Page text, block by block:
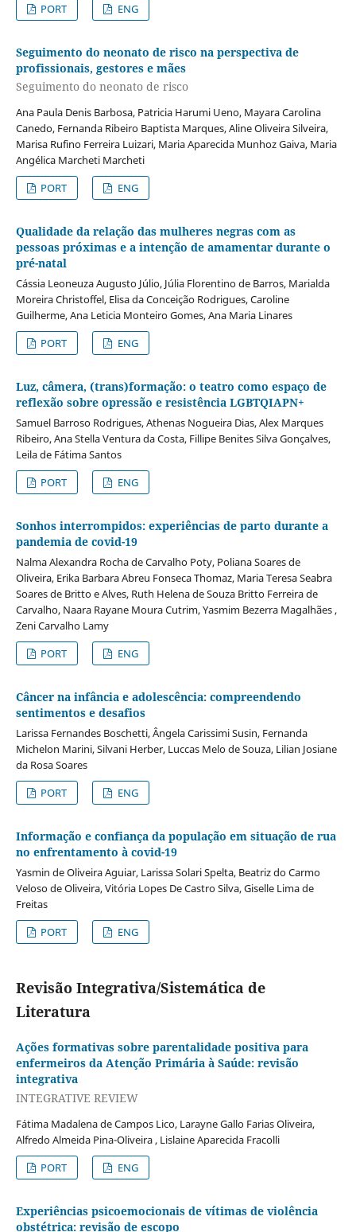
PORT
ENG
Seguimento do neonato de risco na perspectiva de
profissionais, gestores e mães
Seguimento do neonato de risco
Ana Paula Denis Barbosa, Patricia Harumi Ueno, Mayara Carolina
Canedo, Fernanda Ribeiro Baptista Marques, Aline Oliveira Silveira,
Marisa Rufino Ferreira Luizari, Maria Aparecida Munhoz Gaiva, Maria
Angélica Marcheti Marcheti
PORT
ENG
Qualidade da relação das mulheres negras com as
pessoas próximas e a intenção de amamentar durante o
pré-natal
Cássia Leoneuza Augusto Júlio, Júlia Florentino de Barros, Marialda
Moreira Christoffel, Elisa da Conceição Rodrigues, Caroline
Guilherme, Ana Leticia Monteiro Gomes, Ana Maria Linares
PORT
ENG
Luz, câmera, (trans)formação: o teatro como espaço de
reflexão sobre opressão e resistência LGBTQIAPN+
Samuel Barroso Rodrigues, Athenas Nogueira Dias, Alex Marques
Ribeiro, Ana Stella Ventura da Costa, Fillipe Benites Silva Gonçalves,
Leila de Fátima Santos
PORT
ENG
Sonhos interrompidos: experiências de parto durante a
pandemia de covid-19
Nalma Alexandra Rocha de Carvalho Poty, Poliana Soares de
Oliveira, Erika Barbara Abreu Fonseca Thomaz, Maria Teresa Seabra
Soares de Britto e Alves, Ruth Helena de Souza Britto Ferreira de
Carvalho, Naara Rayane Moura Cutrim, Yasmim Bezerra Magalhães ,
Zeni Carvalho Lamy
PORT
ENG
Câncer na infância e adolescência: compreendendo
sentimentos e desafios
Larissa Fernandes Boschetti, Ângela Carissimi Susin, Fernanda
Michelon Marini, Silvani Herber, Luccas Melo de Souza, Lilian Josiane
da Rosa Soares
PORT
ENG
Informação e confiança da população em situação de rua
no enfrentamento à covid-19
Yasmin de Oliveira Aguiar, Larissa Solari Spelta, Beatriz do Carmo
Veloso de Oliveira, Vitória Lopes De Castro Silva, Giselle Lima de
Freitas
PORT
ENG
Revisão Integrativa/Sistemática de
Literatura
Ações formativas sobre parentalidade positiva para
enfermeiros da Atenção Primária à Saúde: revisão
integrativa
INTEGRATIVE REVIEW
Fátima Madalena de Campos Lico, Larayne Gallo Farias Oliveira,
Alfredo Almeida Pina-Oliveira , Lislaine Aparecida Fracolli
PORT
ENG
Experiências psicoemocionais de vítimas de violência
obstétrica: revisão de escopo